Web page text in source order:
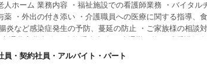
人ホーム 業務内容 ・福祉施設での看護師業務 ・バイタル
薬 ・外出の付き添い ・介護職員への医療に関する指導、
炎など感染症発生の予防、蔓延の防止 ・ご家族様の相談
看護師経験者急募 ☆福祉施設未経験者で興味ある方お問い
・契約社員・アルバイト・パート